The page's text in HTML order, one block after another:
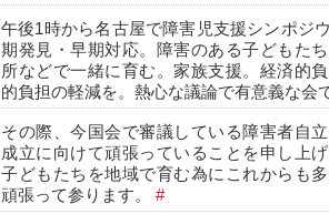
午後1時から名古屋で障害児支援シンポジ
期発見・早期対応。障害のある子どもた
所などで一緒に育む。家族支援。経済的
的負担の軽減を。熱心な議論で有意義な会
その際、今国会で審議している障害者自
成立に向けて頑張っていることを申し上
子どもたちを地域で育む為にこれからも
頑張って参ります。 #